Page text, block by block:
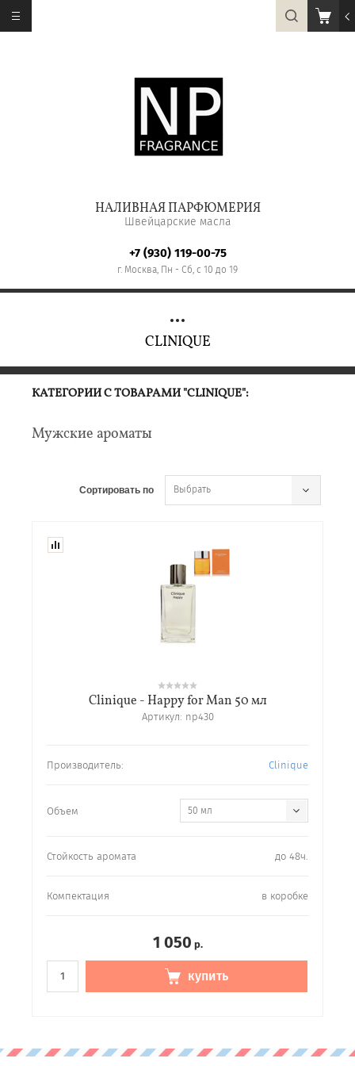
НАЛИВНАЯ ПАРФЮМЕРИЯ
Швейцарские масла
+7 (930) 119-00-75
г. Москва, Пн - Сб, с 10 до 19
CLINIQUE
КАТЕГОРИИ С ТОВАРАМИ "CLINIQUE":
Мужские ароматы
Сортировать по Выбрать
Clinique - Happy for Man 50 мл
Артикул: np430
Производитель: Clinique
Объем 50 мл
Стойкость аромата до 48ч.
Компектация в коробке
1 050 р.
купить